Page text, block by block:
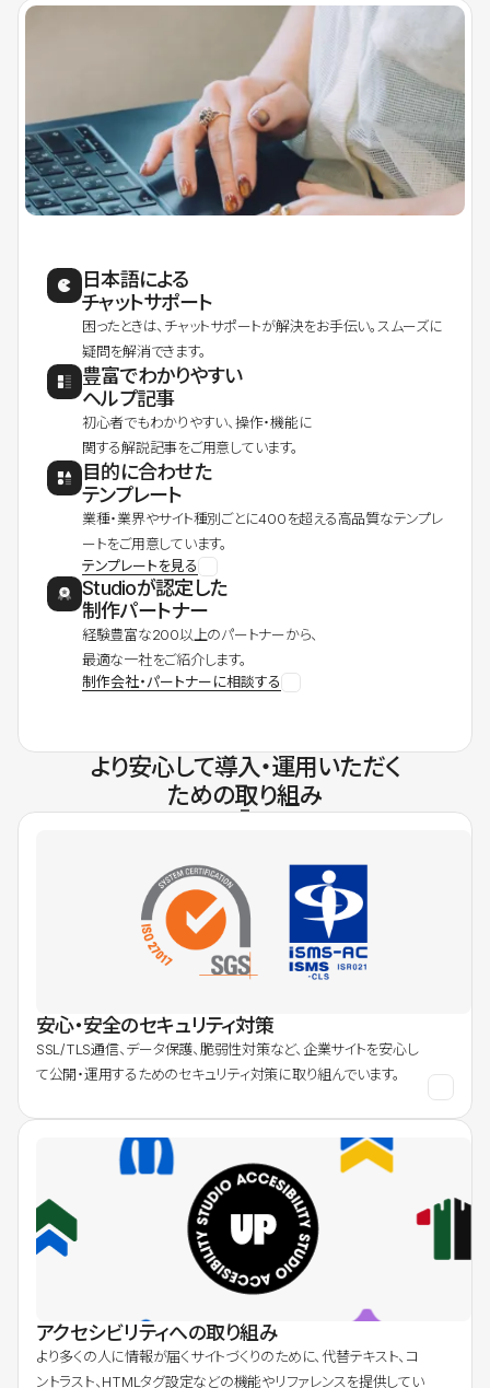
日本語による
チャットサポート
困ったときは、チャットサポートが解決をお手伝い。スムーズに
疑問を解消できます。
豊富でわかりやすい
ヘルプ記事
初心者でもわかりやすい、操作・機能に
関する解説記事をご用意しています。
目的に合わせた
テンプレート
業種・業界やサイト種別ごとに400を超える高品質なテンプレ
ートをご用意しています。
テンプレートを見る
Studioが認定した
制作パートナー
経験豊富な200以上のパートナーから、
最適な一社をご紹介します。
制作会社・パートナーに相談する
より安心して導入・運用いただく
ための取り組み
安心・安全のセキュリティ対策
SSL/TLS通信、データ保護、脆弱性対策など、企業サイトを安心し
て公開・運用するためのセキュリティ対策に取り組んでいます。
アクセシビリティへの取り組み
より多くの人に情報が届くサイトづくりのために、代替テキスト、コ
ントラスト、HTMLタグ設定などの機能やリファレンスを提供してい